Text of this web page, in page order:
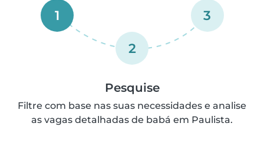
1
2
3
Pesquise
Filtre com base nas suas necessidades e analise
as vagas detalhadas de babá em Paulista.